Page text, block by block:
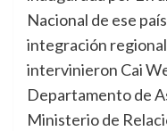
Nacional de ese
integración
intervinieron Cai
Departamento de
Ministerio de